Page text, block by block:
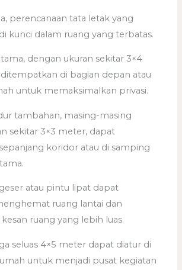
perencanaan tata letak yang
kunci dalam ruang yang terbatas.
dengan ukuran sekitar 3×4
di bagian depan atau
untuk memaksimalkan privasi.
tambahan, masing-masing
sekitar 3×3 meter, dapat
koridor atau di samping
atau pintu lipat dapat
ruang lantai dan
ruang yang lebih luas.
seluas 4×5 meter dapat diatur di
untuk menjadi pusat kegiatan